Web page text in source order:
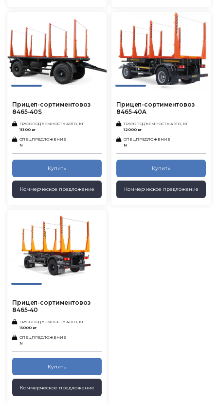
Прицеп-сортиментовоз
8465-40S
ГРУЗОПОДЪЕМНОСТЬ АВТО, КГ
11300 кг
СПЕЦПРЕДЛОЖЕНИЕ
N
Купить
Коммерческое предложение
Прицеп-сортиментовоз
8465-40A
ГРУЗОПОДЪЕМНОСТЬ АВТО, КГ
12000 кг
СПЕЦПРЕДЛОЖЕНИЕ
N
Купить
Коммерческое предложение
Прицеп-сортиментовоз
8465-40
ГРУЗОПОДЪЕМНОСТЬ АВТО, КГ
15000 кг
СПЕЦПРЕДЛОЖЕНИЕ
N
Купить
Коммерческое предложение